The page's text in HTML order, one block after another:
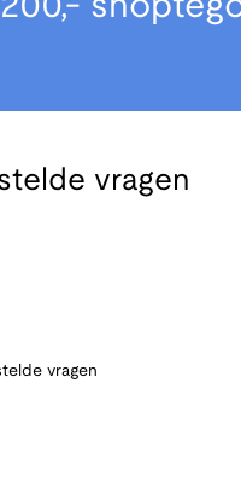
vragen
vragen